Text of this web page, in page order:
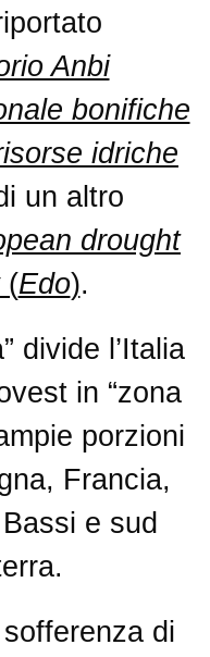
Anbi
bonifiche
idriche
un altro
drought
(Edo).
divide l’Italia
in “zona
porzioni
Francia,
e sud
di